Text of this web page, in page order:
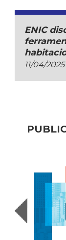
ENIC
11/04/2025